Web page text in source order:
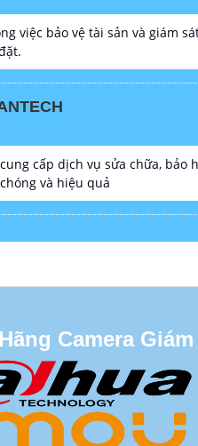
việc bảo vệ tài sản và giám
cấp dịch vụ sửa chữa,
và hiệu quả
Camera